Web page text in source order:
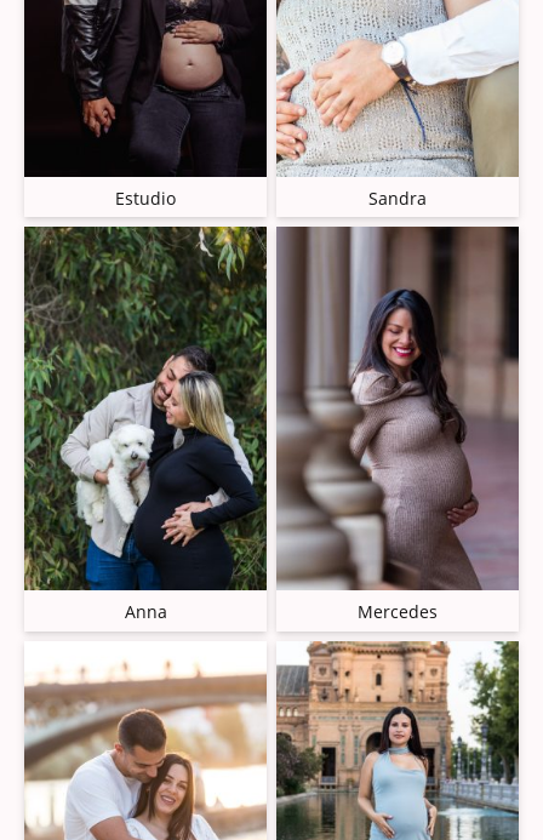
Estudio
Anna
Sandra
Mercedes